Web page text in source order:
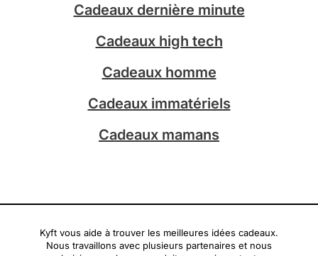
r
a
m
Cadeaux dernière minute
Cadeaux high tech
Cadeaux homme
Cadeaux immatériels
Cadeaux mamans
Kyft vous aide à trouver les meilleures idées cadeaux.
Nous travaillons avec plusieurs partenaires et nous